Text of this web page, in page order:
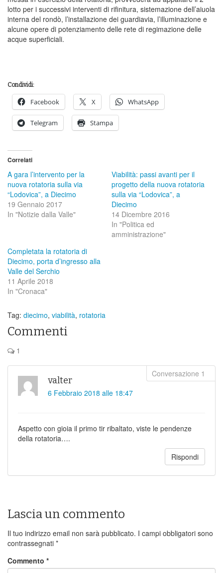
lotto per i successivi interventi di rifinitura, sistemazione dell’aiuola
interna del rondò, l’installazione dei guardiavia, l’illuminazione e
alcune opere di potenziamento delle rete di regimazione delle
acque superficiali.
Condividi:
Facebook X WhatsApp
Telegram Stampa
Correlati
A gara l’intervento per la
nuova rotatoria sulla via
“Lodovica”, a Diecimo
19 Gennaio 2017
In "Notizie dalla Valle"
Viabilità: passi avanti per il
progetto della nuova rotatoria
sulla via “Lodovica”, a
Diecimo
14 Dicembre 2016
In "Politica ed
amministrazione"
Completata la rotatoria di
Diecimo, porta d’ingresso alla
Valle del Serchio
11 Aprile 2018
In "Cronaca"
Tag: diecimo, viabilità, rotatoria
Commenti
1
valter
6 Febbraio 2018 alle 18:47
Aspetto con gioia il primo tir ribaltato, viste le pendenze
della rotatoria….
Rispondi
Lascia un commento
Il tuo indirizzo email non sarà pubblicato. I campi obbligatori sono
contrassegnati *
Commento *